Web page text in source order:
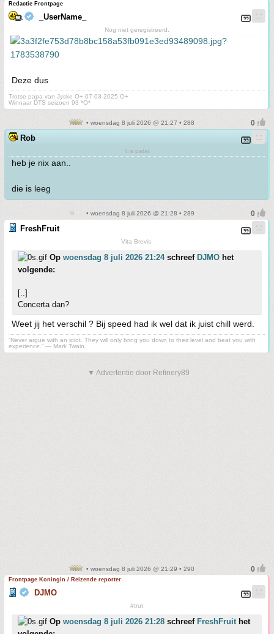
Redactie Frontpage
_UserName_
Nog niet geregistreerd.
Deze dus
Trotse papa van Jyske O+ 07-03-2025 O+
Winnaar DTS seizoen 93 *O*
• woensdag 8 juli 2026 @ 21:27 • 288
Rob
't is patat
heb je nix aan..
die is leeg
• woensdag 8 juli 2026 @ 21:28 • 289
FreshFruit
Vita Brevis.
Op woensdag 8 juli 2026 21:24schreef DJMO het
volgende:
[..]
Concerta dan?
Weet jij het verschil ? Bij speed had ik wel dat ik juist chill werd.
“Never argue with an idiot. They will only bring you down to their level and beat you with
experience.” ― Mark Twain.
▼ Advertentie door Refinery89
• woensdag 8 juli 2026 @ 21:29 • 290
Frontpage Koningin / Reizende reporter
DJMO
#trut
Op woensdag 8 juli 2026 21:28 schreef FreshFruithet